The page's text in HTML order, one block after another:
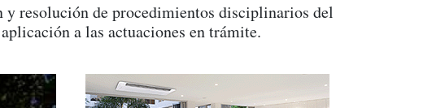
y resolución de procedimientos disciplinarios del
a las actuaciones en trámite.